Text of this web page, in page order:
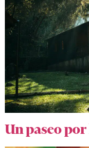
Un paseo